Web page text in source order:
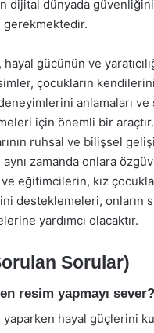
dijital dünyada
gerekmektedir.
gücünün ve
çocukların
anlamaları ve
için önemli bir
ruhsal ve bilişsel
zamanda onlara
eğitimcilerin, kız
desteklemeleri, onların
yardımcı olacaktır.
Sorular)
resim yapmayı sever?
yaparken hayal güçlerini